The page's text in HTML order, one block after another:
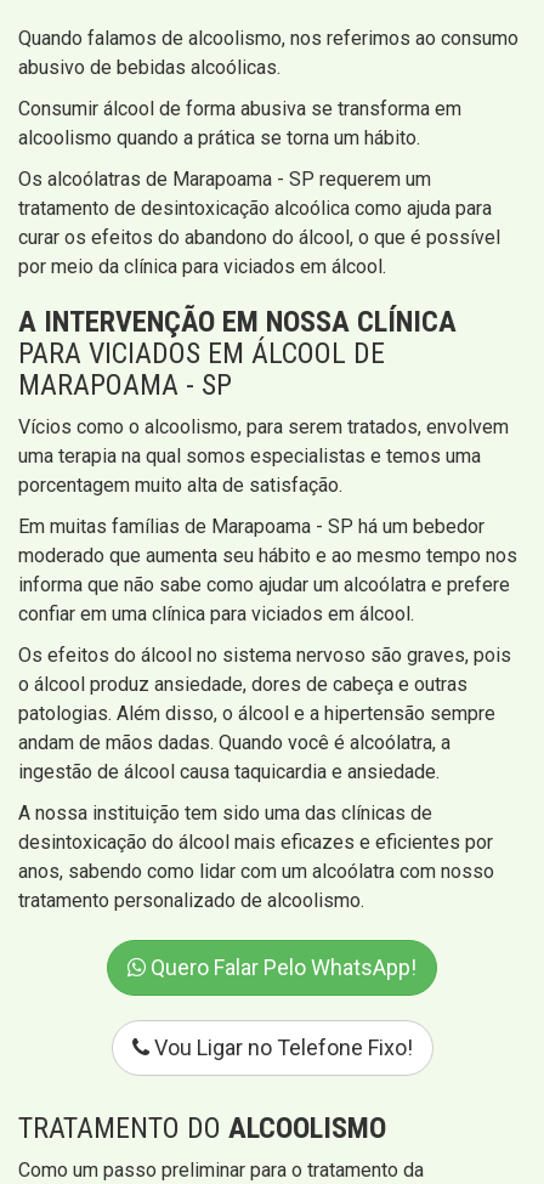
Quando falamos de alcoolismo, nos referimos ao consumo
abusivo de bebidas alcoólicas.
Consumir álcool de forma abusiva se transforma em
alcoolismo quando a prática se torna um hábito.
Os alcoólatras de Marapoama - SP requerem um
tratamento de desintoxicação alcoólica como ajuda para
curar os efeitos do abandono do álcool, o que é possível
por meio da clínica para viciados em álcool.
A INTERVENÇÃO EM NOSSA CLÍNICA
PARA VICIADOS EM ÁLCOOL DE
MARAPOAMA - SP
Vícios como o alcoolismo, para serem tratados, envolvem
uma terapia na qual somos especialistas e temos uma
porcentagem muito alta de satisfação.
Em muitas famílias de Marapoama - SP há um bebedor
moderado que aumenta seu hábito e ao mesmo tempo nos
informa que não sabe como ajudar um alcoólatra e prefere
confiar em uma clínica para viciados em álcool.
Os efeitos do álcool no sistema nervoso são graves, pois
o álcool produz ansiedade, dores de cabeça e outras
patologias. Além disso, o álcool e a hipertensão sempre
andam de mãos dadas. Quando você é alcoólatra, a
ingestão de álcool causa taquicardia e ansiedade.
A nossa instituição tem sido uma das clínicas de
desintoxicação do álcool mais eficazes e eficientes por
anos, sabendo como lidar com um alcoólatra com nosso
tratamento personalizado de alcoolismo.
Quero Falar Pelo WhatsApp!
Vou Ligar no Telefone Fixo!
TRATAMENTO DO ALCOOLISMO
Como um passo preliminar para o tratamento da